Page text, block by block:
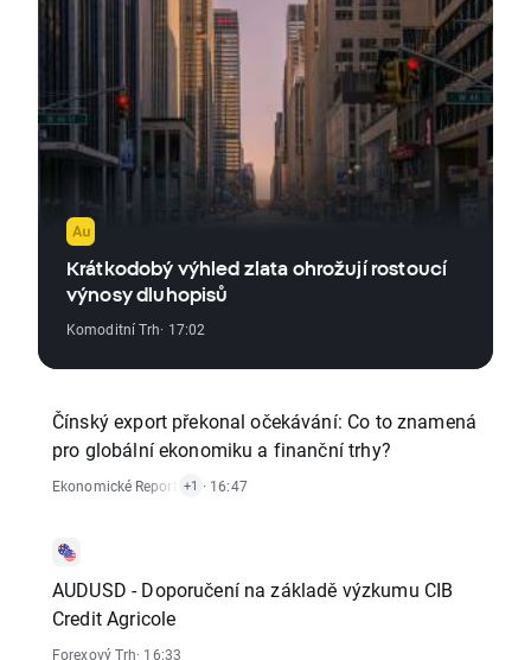
Krátkodobý výhled zlata ohrožují rostoucí
výnosy dluhopisů
Komoditní Trh· 17:02
Čínský export překonal očekávání: Co to znamená
pro globální ekonomiku a finanční trhy?
Ekonomické Reporty,Komoditní Trh
+1 · 16:47
AUDUSD - Doporučení na základě výzkumu CIB
Credit Agricole
Forexový Trh· 16:33